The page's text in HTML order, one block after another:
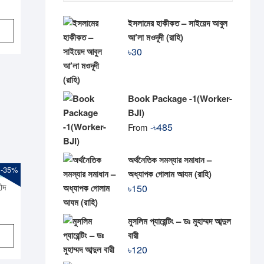
-35%
ইসলামের হাকীকত – সাইয়েদ আবুল
আ’লা মওদূদী (রাহি)
৳30
Book Package -1(Worker-
BJI)
From -৳485
অর্থনৈতিক সমস্যার সমাধান –
অধ্যাপক গোলাম আযম (রাহি)
৳150
মুসলিম প্যারেন্টিং – ডঃ মুহাম্মদ আব্দুল
বারী
৳120